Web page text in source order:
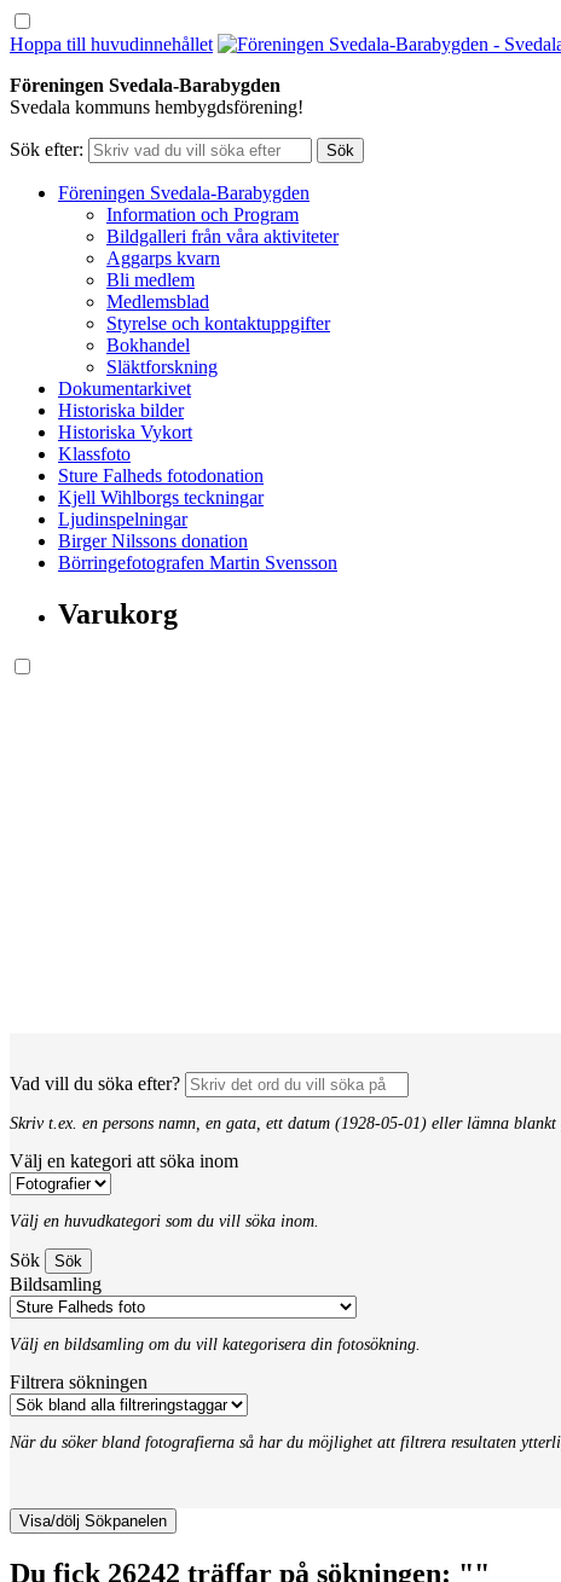
Hoppa till huvudinnehållet
Föreningen Svedala-Barabygden
Svedala kommuns hembygdsförening!
Sök efter:
Föreningen Svedala-Barabygden
Information och Program
Bildgalleri från våra aktiviteter
Aggarps kvarn
Bli medlem
Medlemsblad
Styrelse och kontaktuppgifter
Bokhandel
Släktforskning
Dokumentarkivet
Historiska bilder
Historiska Vykort
Klassfoto
Sture Falheds fotodonation
Kjell Wihlborgs teckningar
Ljudinspelningar
Birger Nilssons donation
Börringefotografen Martin Svensson
Varukorg
Vad vill du söka efter?
Skriv t.ex. en persons namn, en gata, ett datum (1928-05-01) eller lämna
Välj en kategori att söka inom
Välj en huvudkategori som du vill söka inom.
Sök
Bildsamling
Välj en bildsamling om du vill kategorisera din fotosökning.
Filtrera sökningen
När du söker bland fotografierna så har du möjlighet att filtrera resultaten
Visa/dölj Sökpanelen
Du fick 26242 träffar på sökningen: ""